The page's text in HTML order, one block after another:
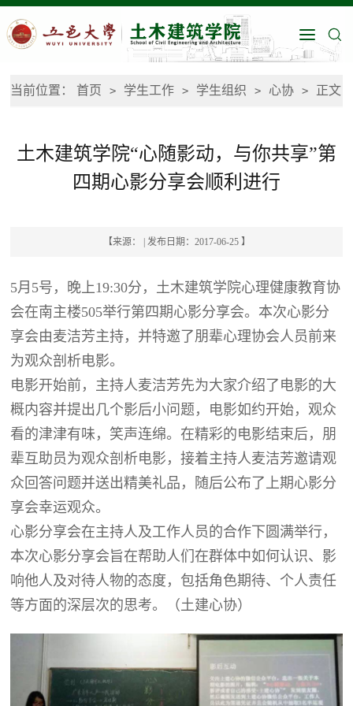
当前位置： 首页 > 学生工作 > 学生组织 > 心协 > 正文
土木建筑学院“心随影动，与你共享”第
四期心影分享会顺利进行
【来源： | 发布日期：2017-06-25 】
5月5号，晚上19:30分，土木建筑学院心理健康教育协
会在南主楼505举行第四期心影分享会。本次心影分
享会由麦洁芳主持，并特邀了朋辈心理协会人员前来
为观众剖析电影。
电影开始前，主持人麦洁芳先为大家介绍了电影的大
概内容并提出几个影后小问题，电影如约开始，观众
看的津津有味，笑声连绵。在精彩的电影结束后，朋
辈互助员为观众剖析电影，接着主持人麦洁芳邀请观
众回答问题并送出精美礼品，随后公布了上期心影分
享会幸运观众。
心影分享会在主持人及工作人员的合作下圆满举行，
本次心影分享会旨在帮助人们在群体中如何认识、影
响他人及对待人物的态度，包括角色期待、个人责任
等方面的深层次的思考。（土建心协）